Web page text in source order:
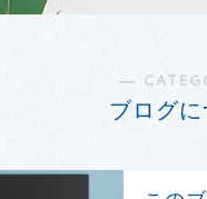
―
ブログに